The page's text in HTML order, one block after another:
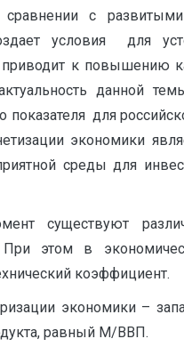
сравнении с
условия для
приводит к повышению
данной
показателя для
экономики
среды для
существуют
При этом в
коэффициент.
экономики –
равный М/ВВП.